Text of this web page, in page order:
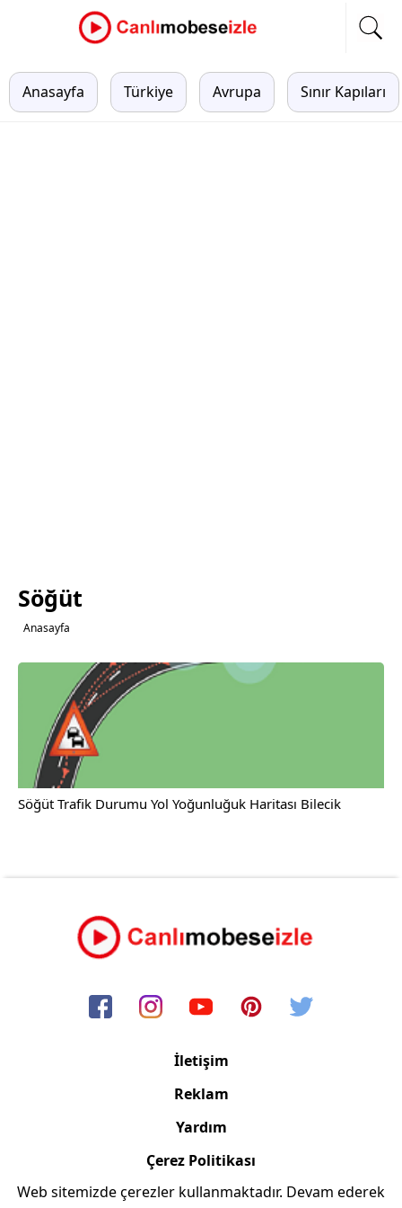
Anasayfa Türkiye Avrupa Sınır Kapıları
Söğüt
Anasayfa
Söğüt Trafik Durumu Yol Yoğunluğuk Haritası Bilecik
İletişim
Reklam
Yardım
Çerez Politikası
Web sitemizde çerezler kullanmaktadır. Devam ederek